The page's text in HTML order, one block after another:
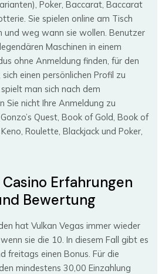
Poker, Baccarat, Baccarat
Sie spielen online am Tisch
und weg wann sie wollen. Benutzer
Maschinen in einem
ohne Anmeldung finden, für den
einen persönlichen Profil zu
man sich nach dem
Sie nicht Ihre Anmeldung zu
Quest, Book of Gold, Book of
Roulette, Blackjack und Poker,
Erfahrungen
Bewertung
hat Vulkan Vegas immer wieder
sie die 10. In diesem Fall gibt es
freitags einen Bonus. Für die
mindestens 30,00 Einzahlung